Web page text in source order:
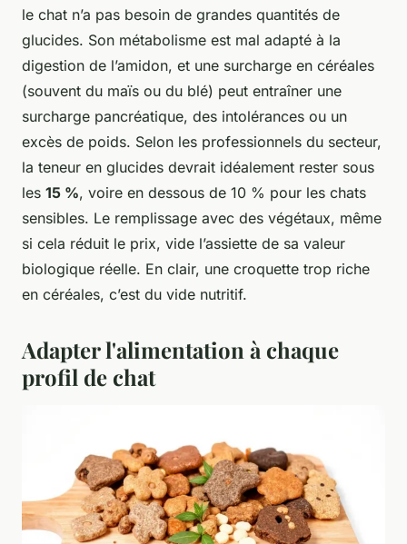
le chat n’a pas besoin de grandes quantités de
glucides. Son métabolisme est mal adapté à la
digestion de l’amidon, et une surcharge en céréales
(souvent du maïs ou du blé) peut entraîner une
surcharge pancréatique, des intolérances ou un
excès de poids. Selon les professionnels du secteur,
la teneur en glucides devrait idéalement rester sous
les 15 %, voire en dessous de 10 % pour les chats
sensibles. Le remplissage avec des végétaux, même
si cela réduit le prix, vide l’assiette de sa valeur
biologique réelle. En clair, une croquette trop riche
en céréales, c’est du vide nutritif.
Adapter l'alimentation à chaque
profil de chat